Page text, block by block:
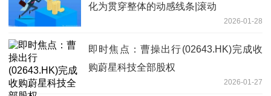
化为贯穿整体的动感线条|滚动
2026-01-28
即时焦点：曹操出行(02643.HK)完成收
购蔚星科技全部股权
2026-01-27